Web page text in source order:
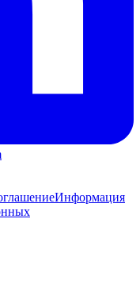
Информация